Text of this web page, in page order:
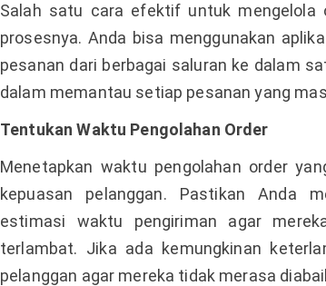
Salah satu cara efektif untuk mengelola
prosesnya. Anda bisa menggunakan
pesanan dari berbagai saluran ke dalam
dalam memantau setiap pesanan yang
Tentukan Waktu Pengolahan Order
Menetapkan waktu pengolahan order
kepuasan pelanggan. Pastikan Anda
estimasi waktu pengiriman agar
terlambat. Jika ada kemungkinan
pelanggan agar mereka tidak merasa